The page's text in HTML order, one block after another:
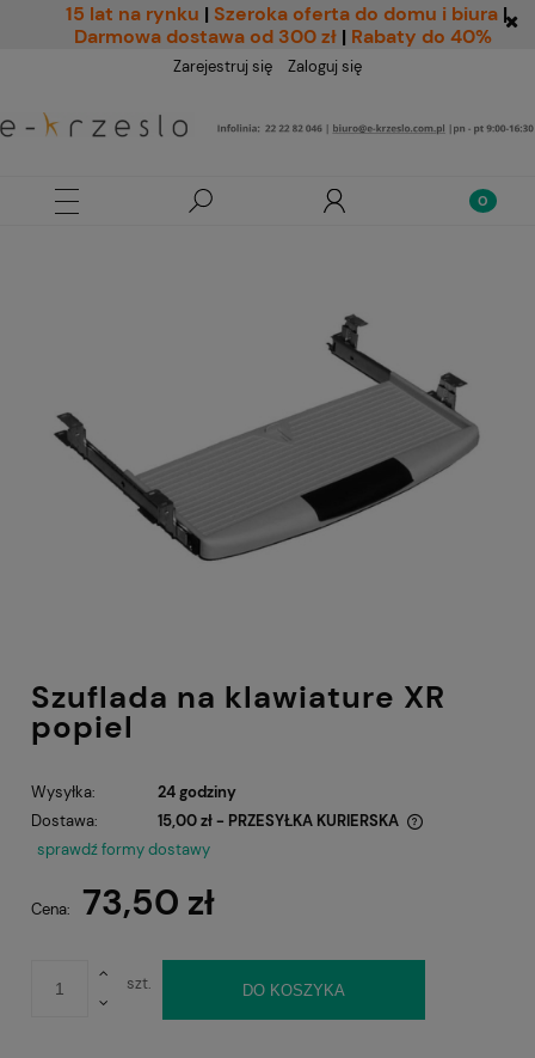
15 lat na rynku | Szeroka oferta do domu i biura |
Darmowa dostawa od 300 zł | Rabaty do 40%
Zarejestruj się Zaloguj się
Szuflada na klawiature XR
popiel
Wysyłka:
24 godziny
Dostawa:
15,00 zł - PRZESYŁKA KURIERSKA
Cena nie zawiera ewentualnych kosztów płatności
sprawdź formy dostawy
Cena: 73,50 zł
szt. DO KOSZYKA